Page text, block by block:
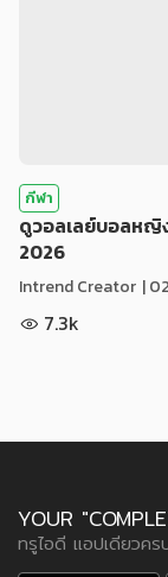
กีฬา
ดูวอลเลย์บอลหญิ
2026
Intrend Creator |
7.3k
YOUR
ทรูไอดี แอปเดียวคร